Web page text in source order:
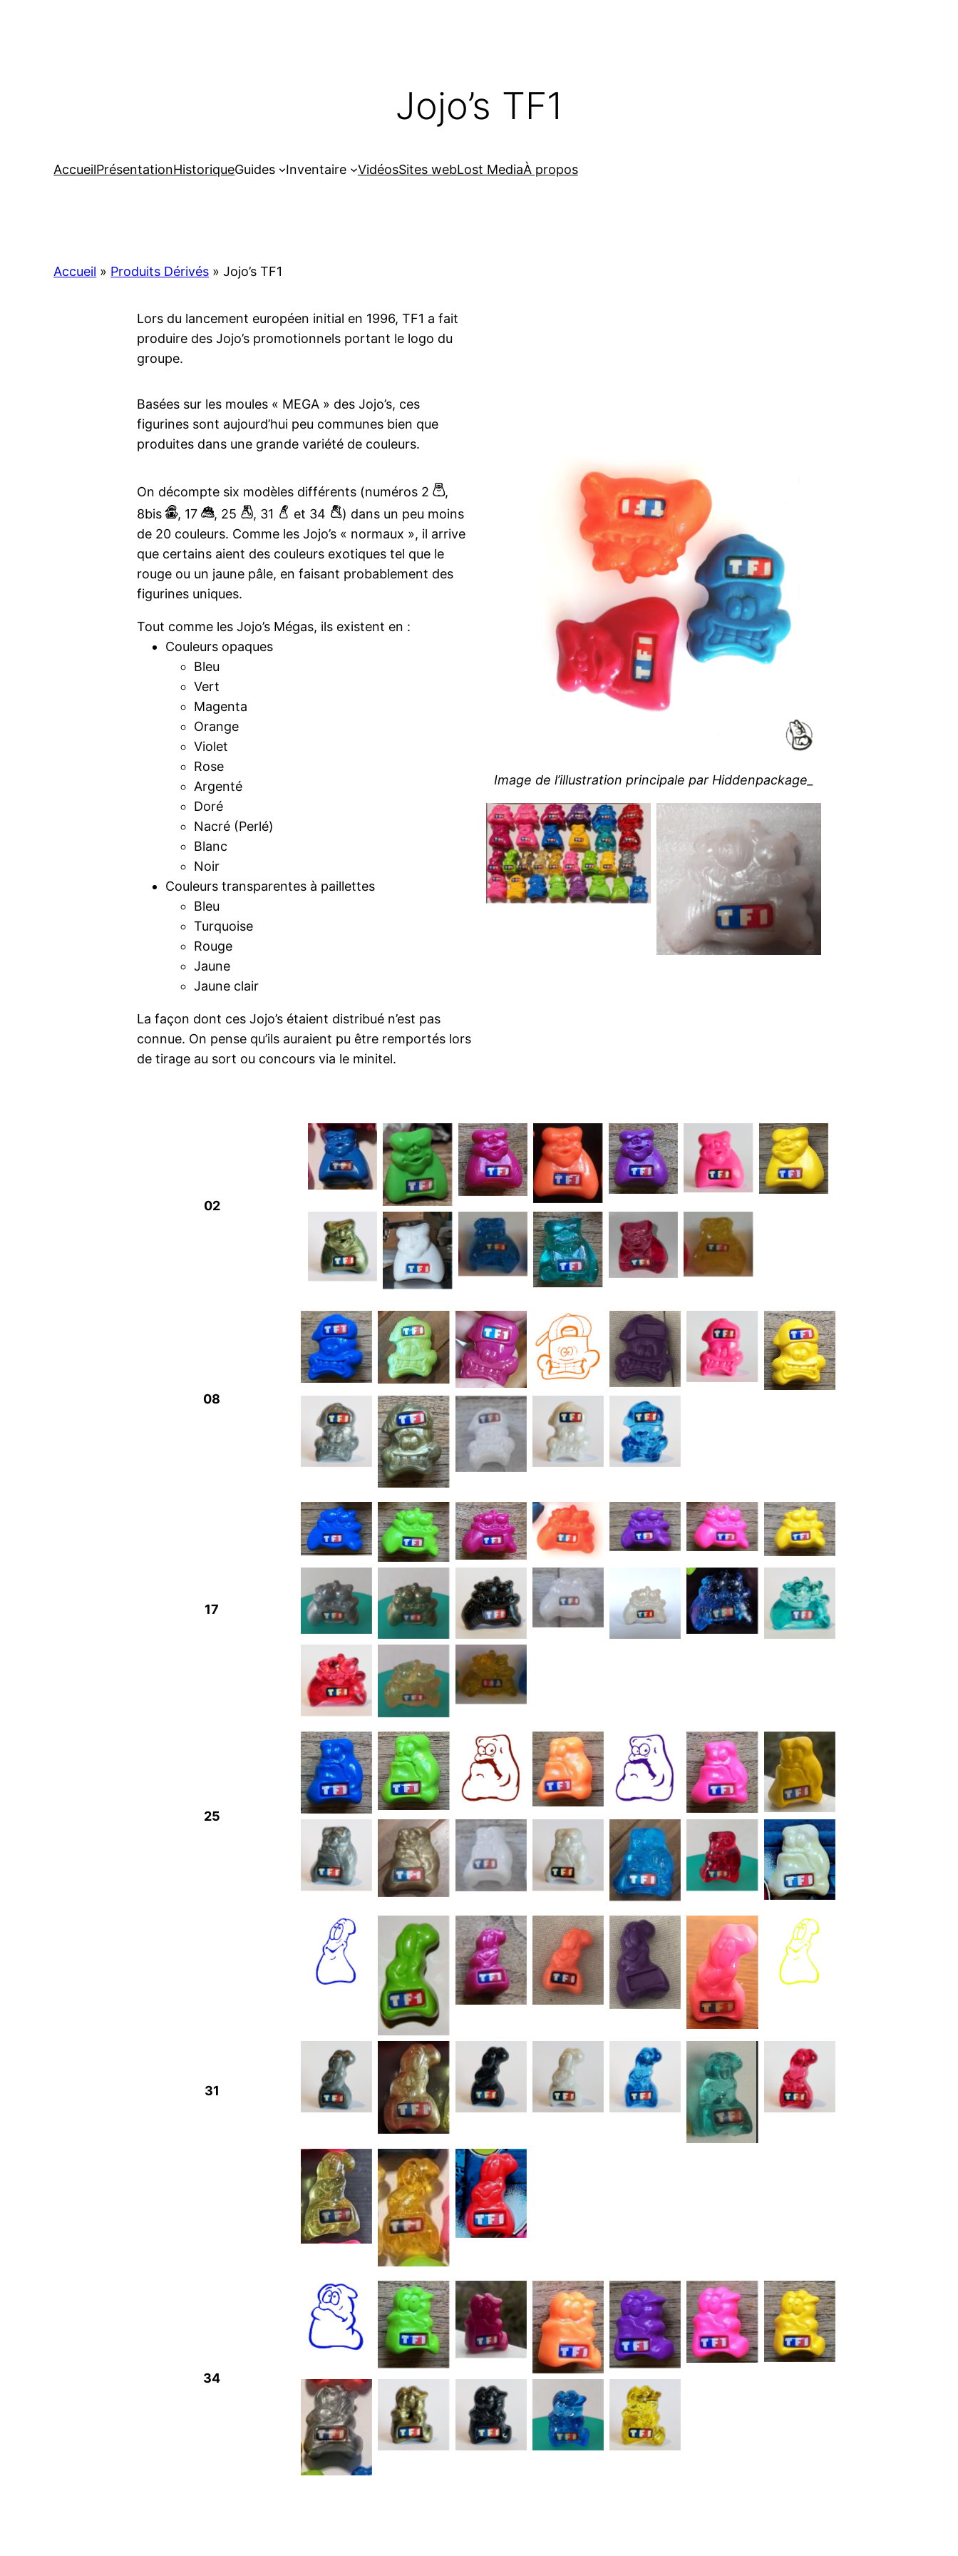
Jojo’s TF1
AccueilPrésentationHistoriqueGuides Inventaire VidéosSites webLost MediaÀ propos
Accueil » Produits Dérivés »Jojo’s TF1
Lors du lancement européen initial en 1996, TF1 a fait
produire des Jojo’s promotionnels portant le logo du
groupe.
Basées sur les moules « MEGA » des Jojo’s, ces
figurines sont aujourd’hui peu communes bien que
produites dans une grande variété de couleurs.
On décompte six modèles différents (numéros 2 b,
8bisH, 17 q, 25 y, 31 4 et 34 7) dans un peu moins
de 20 couleurs. Comme les Jojo’s « normaux », il arrive
que certains aient des couleurs exotiques tel que le
rouge ou un jaune pâle, en faisant probablement des
figurines uniques.
Tout comme les Jojo’s Mégas, ils existent en :
Couleurs opaques
Bleu
Vert
Magenta
Orange
Violet
Rose
Argenté
Doré
Nacré (Perlé)
Blanc
Noir
Couleurs transparentes à paillettes
Bleu
Turquoise
Rouge
Jaune
Jaune clair
La façon dont ces Jojo’s étaient distribué n’est pas
connue. On pense qu’ils auraient pu être remportés lors
de tirage au sort ou concours via le minitel.
Image de l’illustration principale par Hiddenpackage_
Collection de « Mister
Jojo’s » de TF1 et
quelques MEGA Jojo’s
Un blanc #17 TF1